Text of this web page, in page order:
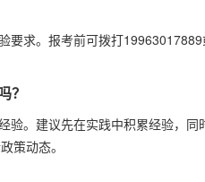
要求。报考前可拨打
？
验。建议先在实践中积累经验，
策动态。